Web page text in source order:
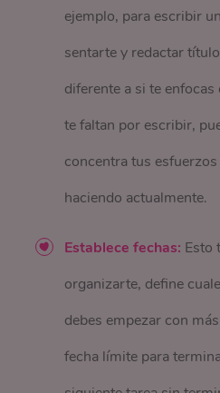
ejemplo, para escribir
sentarte y redactar
diferente a si te
te faltan por escribir,
concentra tus
haciendo actualmente.
Establece fechas: Esto
organizarte, define
debes empezar con
fecha límite para